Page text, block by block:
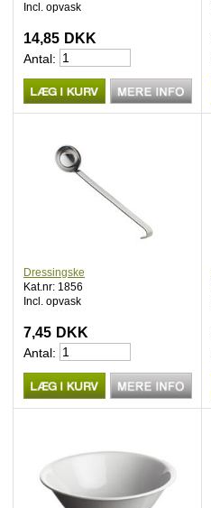
Incl. opvask
14,85 DKK
Antal:
Dressingske
Kat.nr: 1856
Incl. opvask
7,45 DKK
Antal: